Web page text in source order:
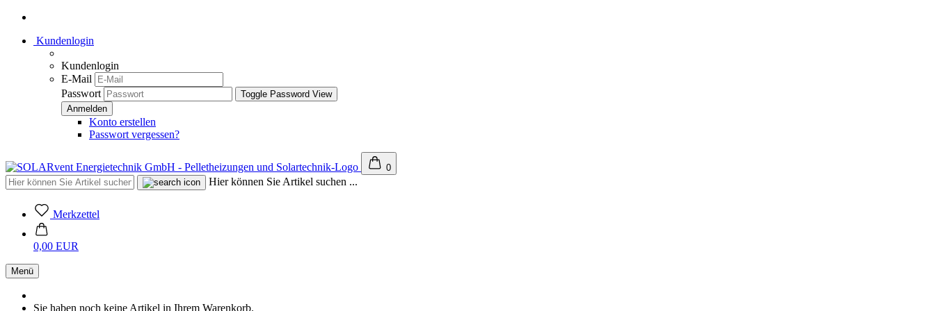
Kundenlogin
Kundenlogin
E-Mail
Passwort
Toggle Password View
Konto erstellen
Passwort vergessen?
0
Hier können Sie Artikel suchen ...
Merkzettel
0,00 EUR
Menü
Sie haben noch keine Artikel in Ihrem Warenkorb.